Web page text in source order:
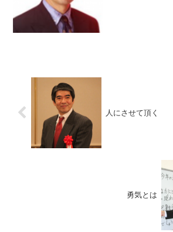
人にさせて頂く
勇気とは